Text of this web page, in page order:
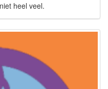
heel veel.